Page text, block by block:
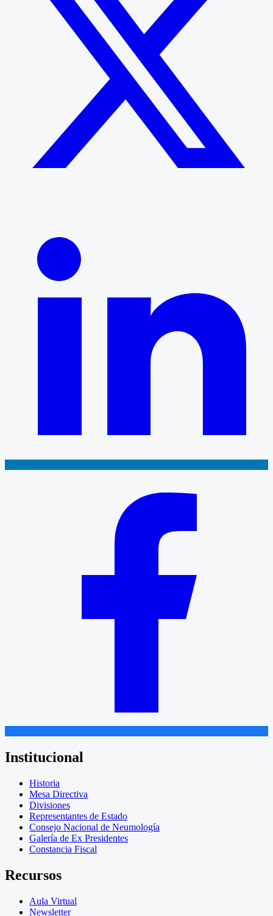
Institucional
Historia
Mesa Directiva
Divisiones
Representantes de Estado
Consejo Nacional de Neumología
Galería de Ex Presidentes
Constancia Fiscal
Recursos
Aula Virtual
Newsletter